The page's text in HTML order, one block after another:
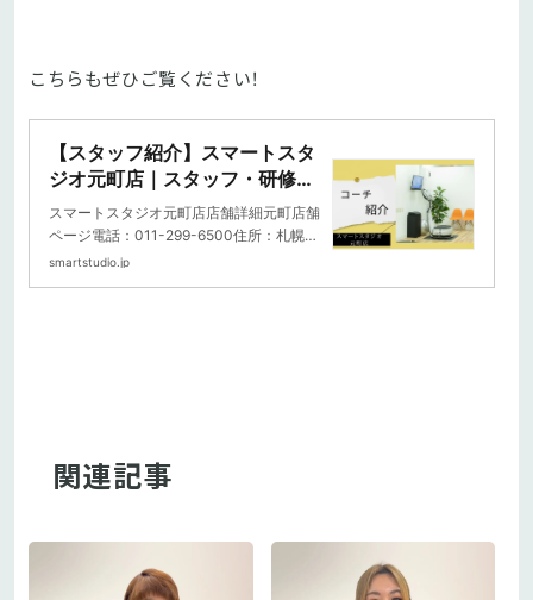
こちらもぜひご覧ください！
【スタッフ紹介】スマートスタ
ジオ元町店｜スタッフ・研修・
教育｜コラム｜20分フィットネ
ス スマートスタジオ
スマートスタジオ元町店店舗詳細元町店舗
ページ電話：011-299-6500住所：札幌市
東区北31条東15丁目1-1 イオン札幌元町店
smartstudio.jp
関連記事